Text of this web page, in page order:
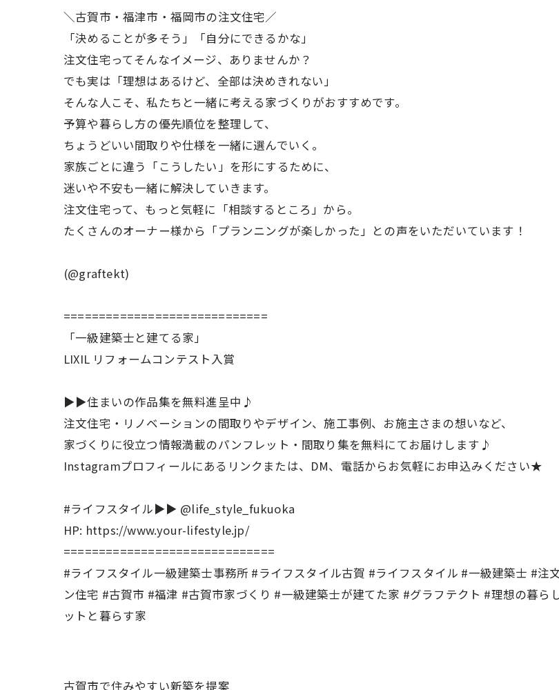
＼古賀市・福津市・福岡市の注文住宅／
「決めることが多そう」「自分にできるかな」
注文住宅ってそんなイメージ、ありませんか？
でも実は「理想はあるけど、全部は決めきれない」
そんな人こそ、私たちと一緒に考える家づくりがおすすめです。
予算や暮らし方の優先順位を整理して、
ちょうどいい間取りや仕様を一緒に選んでいく。
家族ごとに違う「こうしたい」を形にするために、
迷いや不安も一緒に解決していきます。
注文住宅って、もっと気軽に「相談するところ」から。
たくさんのオーナー様から「プランニングが楽しかった」との声をいただいています！
(@graftekt)
=============================
「一級建築士と建てる家」
LIXIL リフォームコンテスト入賞
▶▶住まいの作品集を無料進呈中♪
注文住宅・リノベーションの間取りやデザイン、施工事例、お施主さまの想いなど、
家づくりに役立つ情報満載のパンフレット・間取り集を無料にてお届けします♪
Instagramプロフィールにあるリンクまたは、DM、電話からお気軽にお申込みください★
#ライフスタイル▶︎▶︎ @life_style_fukuoka
HP: https://www.your-lifestyle.jp/
==============================
#ライフスタイル一級建築士事務所 #ライフスタイル古賀 #ライフスタイル #一級建築士 #注
ン住宅 #古賀市 #福津 #古賀市家づくり #一級建築士が建てた家 #グラフテクト #理想の暮
ットと暮らす家
古賀市で住みやすい新築を提案